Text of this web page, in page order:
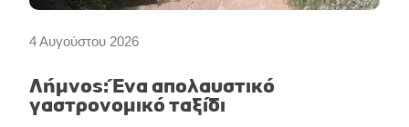
4 Αυγούστου 2026
Λήμνος: Ένα απολαυστικό
γαστρονομικό ταξίδι